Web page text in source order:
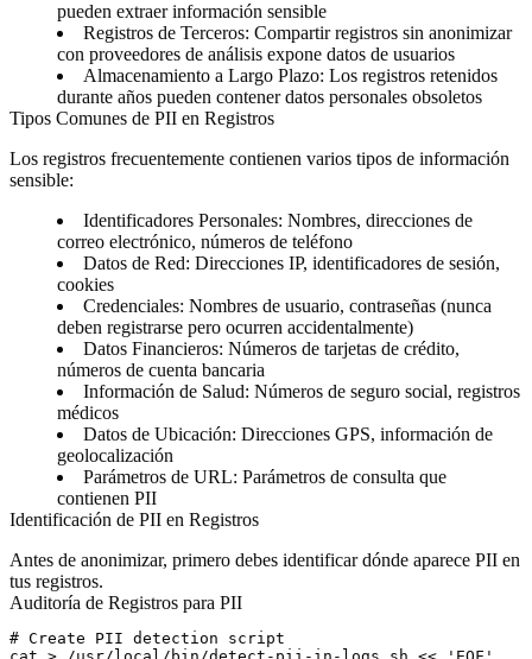
pueden extraer información sensible
Registros de Terceros: Compartir registros sin anonimizar
con proveedores de análisis expone datos de usuarios
Almacenamiento a Largo Plazo: Los registros retenidos
durante años pueden contener datos personales obsoletos
Tipos Comunes de PII en Registros
Los registros frecuentemente contienen varios tipos de información
sensible:
Identificadores Personales: Nombres, direcciones de
correo electrónico, números de teléfono
Datos de Red: Direcciones IP, identificadores de sesión,
cookies
Credenciales: Nombres de usuario, contraseñas (nunca
deben registrarse pero ocurren accidentalmente)
Datos Financieros: Números de tarjetas de crédito,
números de cuenta bancaria
Información de Salud: Números de seguro social, registros
médicos
Datos de Ubicación: Direcciones GPS, información de
geolocalización
Parámetros de URL: Parámetros de consulta que
contienen PII
Identificación de PII en Registros
Antes de anonimizar, primero debes identificar dónde aparece PII en
tus registros.
Auditoría de Registros para PII
# Create PII detection script